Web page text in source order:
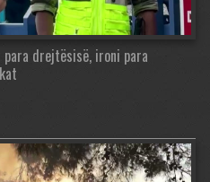
para drejtësisë, ironi para